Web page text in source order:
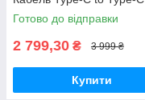
100W (1.5m) black
Готово до відправки
2 799,30 ₴ 3 999 ₴
Купити